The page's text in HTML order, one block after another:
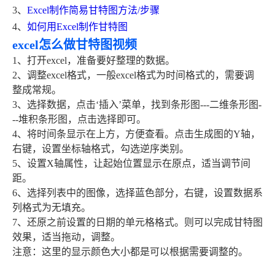
3、 Excel制作简易甘特图方法/步骤
4、 如何用Excel制作甘特图
excel怎么做甘特图视频
1、打开excel，准备要好整理的数据。
2、调整excel格式，一般excel格式为时间格式的，需要调
整成常规。
3、选择数据，点击‘插入’菜单，找到条形图---二维条形图-
--堆积条形图，点击选择即可。
4、将时间条显示在上方，方便查看。点击生成图的Y轴，
右键，设置坐标轴格式，勾选逆序类别。
5、设置X轴属性，让起始位置显示在原点，适当调节间
距。
6、选择列表中的图像，选择蓝色部分，右键，设置数据系
列格式为无填充。
7、还原之前设置的日期的单元格格式。则可以完成甘特图
效果，适当拖动，调整。
注意：这里的显示颜色大小都是可以根据需要调整的。